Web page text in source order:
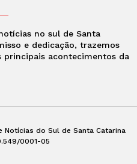
no sul de Santa
e dedicação, trazemos
principais acontecimentos da
do Sul de Santa Catarina
0001-05